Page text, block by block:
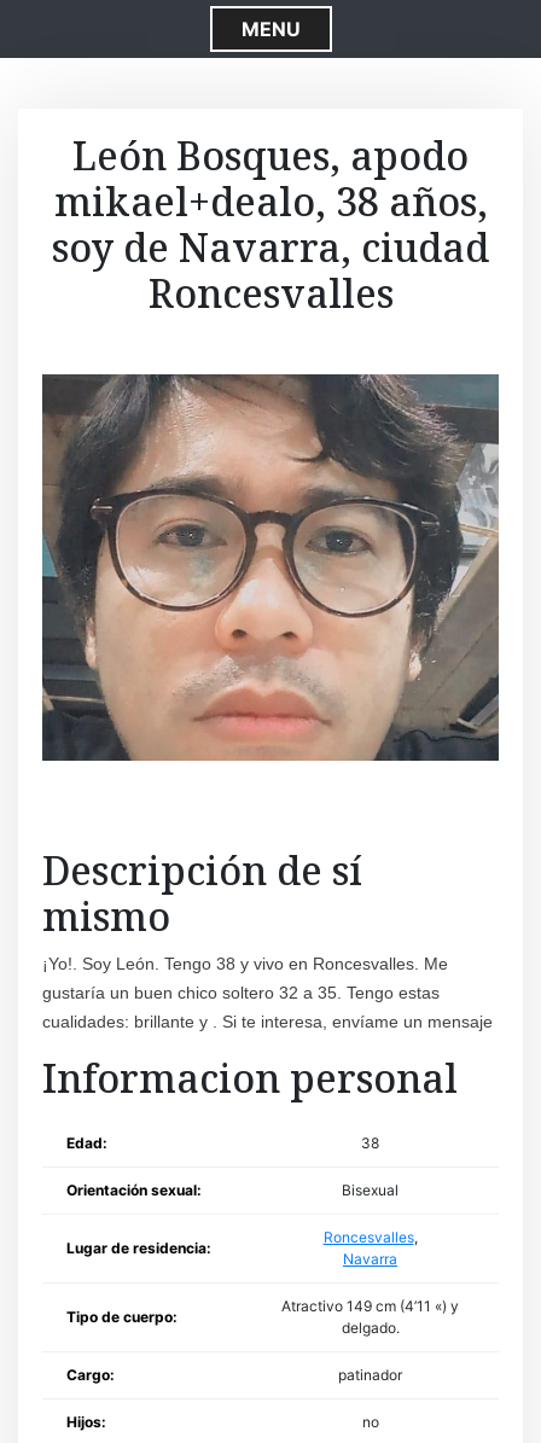
S
k
o
o
n
e
MENU
León Bosques, apodo
mikael+dealo, 38 años,
soy de Navarra, ciudad
Roncesvalles
Descripción de sí
mismo
¡Yo!. Soy León. Tengo 38 y vivo en Roncesvalles. Me
gustaría un buen chico soltero 32 a 35. Tengo estas
cualidades: brillante y . Si te interesa, envíame un mensaje
Informacion personal
Edad: 38
Orientación sexual: Bisexual
Lugar de residencia:
Roncesvalles,
Navarra
Tipo de cuerpo:
Atractivo 149 cm (4’11 «) y
delgado.
Cargo: patinador
Hijos: no